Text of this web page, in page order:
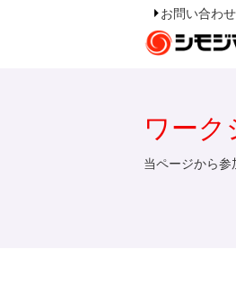
お問い合わせ
ワーク
当ページから参